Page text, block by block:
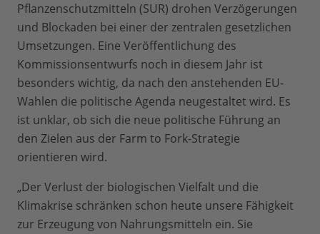
Pflanzenschutzmitteln (SUR) drohen Verzögerungen
und Blockaden bei einer der zentralen gesetzlichen
Umsetzungen. Eine Veröffentlichung des
Kommissionsentwurfs noch in diesem Jahr ist
besonders wichtig, da nach den anstehenden EU-
Wahlen die politische Agenda neugestaltet wird. Es
ist unklar, ob sich die neue politische Führung an
den Zielen aus der Farm to Fork-Strategie
orientieren wird.
„Der Verlust der biologischen Vielfalt und die
Klimakrise schränken schon heute unsere Fähigkeit
zur Erzeugung von Nahrungsmitteln ein. Sie